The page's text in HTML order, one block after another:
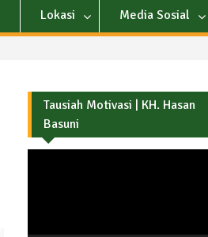
Lokasi Media Sosial
Tausiah Motivasi | KH. Hasan
Basuni